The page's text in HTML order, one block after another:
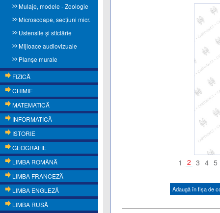
Mulaje, modele - Zoologie
Microscoape, secţiuni micr.
Ustensile și stIclărie
Mijloace audiovizuale
Planşe murale
FIZICĂ
CHIMIE
MATEMATICĂ
INFORMATICĂ
ISTORIE
GEOGRAFIE
LIMBA ROMÂNĂ
LIMBA FRANCEZĂ
LIMBA ENGLEZĂ
LIMBA RUSĂ
1 2 3 4 5
Adaugă în fişa de